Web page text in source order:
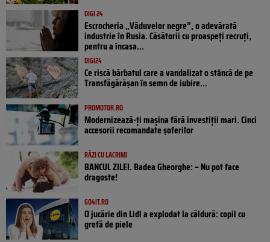
DIGI 24
Escrocheria „Văduvelor negre”, o adevărată
industrie în Rusia. Căsătorii cu proaspeți recruți,
pentru a încasa...
DIGI24
Ce riscă bărbatul care a vandalizat o stâncă de pe
Transfăgărășan în semn de iubire...
PROMOTOR.RO
Modernizează-ți mașina fără investiții mari. Cinci
accesorii recomandate șoferilor
RÂZI CU LACRIMI
BANCUL ZILEI. Badea Gheorghe: – Nu pot face
dragoste!
GO4IT.RO
O jucărie din Lidl a explodat la căldură: copil cu
grefă de piele